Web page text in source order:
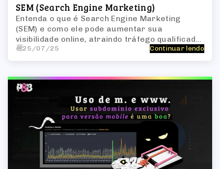
SEM (Search Engine Marketing)
Entenda o que é Search Engine Marketing
(SEM) e como ele pode aumentar sua
visibilidade online, atraindo tráfego qualificado
e impulsionando o crescimento do seu negócio.
25/07/25 Continuar lendo